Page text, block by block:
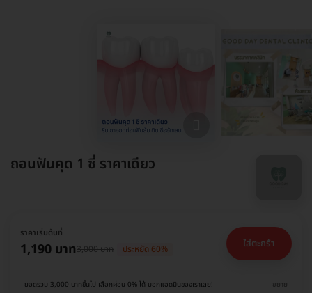
ถอนฟันคุด 1 ซี่ ราคาเดียว
ราคาเริ่มต้นที่
1,190 บาท3,000 บาท ประหยัด 60% ใส่ตะกร้า
ยอดรวม 3,000 บาทขึ้นไป เลือกผ่อน 0% ได้ บอกแอดมินของเราเลย! ขยาย